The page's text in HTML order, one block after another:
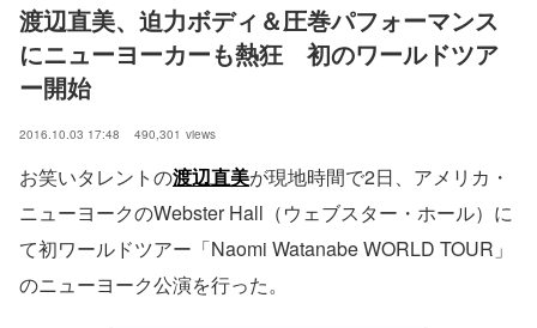
渡辺直美、迫力ボディ＆圧巻パフォーマンス
にニューヨーカーも熱狂　初のワールドツア
ー開始
2016.10.03 17:48 490,301 views
お笑いタレントの渡辺直美が現地時間で2日、アメリカ・
ニューヨークのWebster Hall（ウェブスター・ホール）に
て初ワールドツアー「Naomi Watanabe WORLD TOUR」
のニューヨーク公演を行った。